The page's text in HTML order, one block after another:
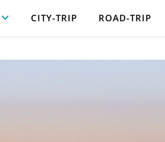
CITY-TRIP ROAD-TRIP